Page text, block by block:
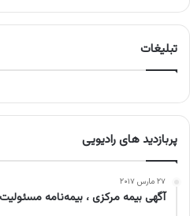
تبلیغات
پربازدید های رادیویی
۲۷ مارس ۲۰۱۷
آگهی بیمه مرکزی ، بیمه‌نامه مسئولیت